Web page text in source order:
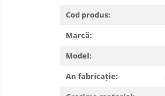
Carlige Mercedes
Cod produs:
Marcă:
Model:
An fabricație: